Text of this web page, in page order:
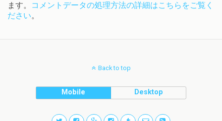
ます。
コメントデータの処理方法の詳細はこちらをご覧く
ださい。
Back to top
Mobile Desktop